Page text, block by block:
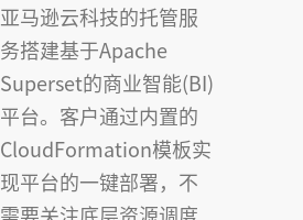
亚马逊云科技的托管服
务搭建基于Apache
Superset的商业智能(BI)
平台。客户通过内置的
CloudFormation模板实
现平台的一键部署，不
需要关注底层资源调度